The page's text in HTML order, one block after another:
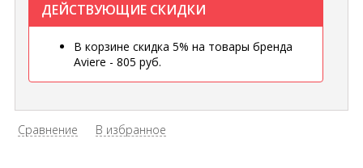
ДЕЙСТВУЮЩИЕ СКИДКИ
В корзине скидка 5% на товары бренда
Aviere - 805 руб.
Сравнение В избранное